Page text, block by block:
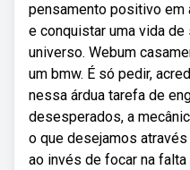
pensamento positivo em
e conquistar uma vida
universo. Webum
um bmw. É só pedir,
nessa árdua tarefa de
desesperados, a
o que desejamos
ao invés de focar na